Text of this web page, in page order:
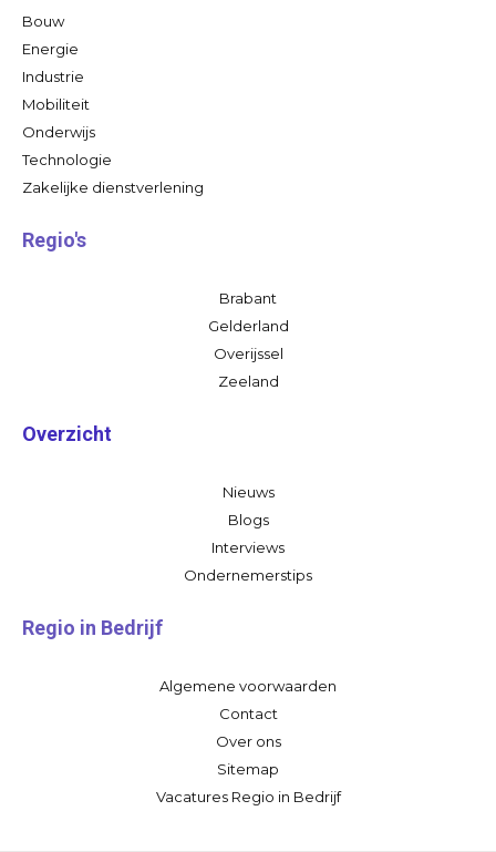
Bouw
Energie
Industrie
Mobiliteit
Onderwijs
Technologie
Zakelijke dienstverlening
Regio's
Brabant
Gelderland
Overijssel
Zeeland
Overzicht
Nieuws
Blogs
Interviews
Ondernemerstips
Regio in Bedrijf
Algemene voorwaarden
Contact
Over ons
Sitemap
Vacatures Regio in Bedrijf